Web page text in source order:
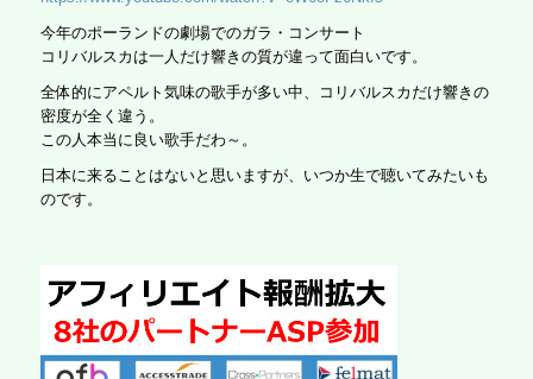
今年のポーランドの劇場でのガラ・コンサート
コリバルスカは一人だけ響きの質が違って面白いです。
全体的にアペルト気味の歌手が多い中、コリバルスカだけ響きの
密度が全く違う。
この人本当に良い歌手だわ～。
日本に来ることはないと思いますが、いつか生で聴いてみたいも
のです。